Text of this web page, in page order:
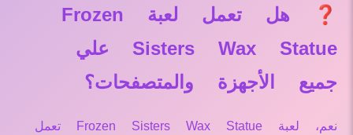
❓ هل تعمل لعبة Frozen
Sisters Wax Statue علي
جميع الأجهزة والمتصفحات؟
نعم، لعبة Frozen Sisters Wax Statue تعمل